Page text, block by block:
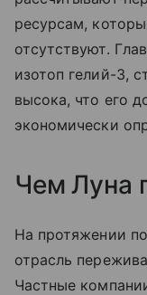
ресурсам,
отсутствуют.
изотоп гелий-3,
высока, что его
экономически
Чем Луна
На протяжении
отрасль
Частные